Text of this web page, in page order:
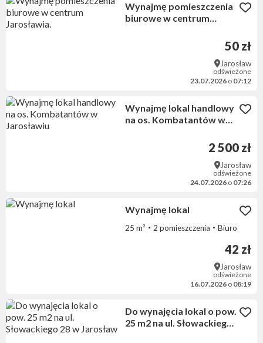
Wynajmę pomieszczenia
biurowe w centrum
50 zł
Jarosław
odświeżone
23.07.2026 o 07:12
Wynajmę lokal handlowy
na os. Kombatantów w
2 500 zł
Jarosław
odświeżone
24.07.2026 o 07:26
Wynajmę lokal
25 m² 2 pomieszczenia Biuro
42 zł
Jarosław
odświeżone
16.07.2026 o 08:19
Do wynajęcia lokal o pow.
25 m2 na ul. Słowackiego